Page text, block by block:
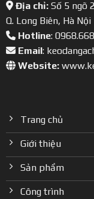
Địa chỉ:Số 5 ngõ
Q. Long Biên, Hà Nội
Hotline:
Email:
Website:
Trang chủ
Giới thiệu
Sản phẩm
Công trình